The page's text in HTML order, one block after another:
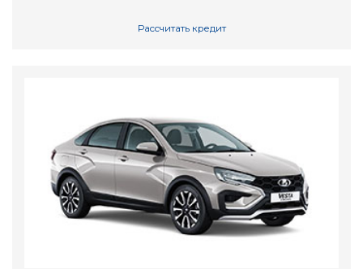
Рассчитать кредит